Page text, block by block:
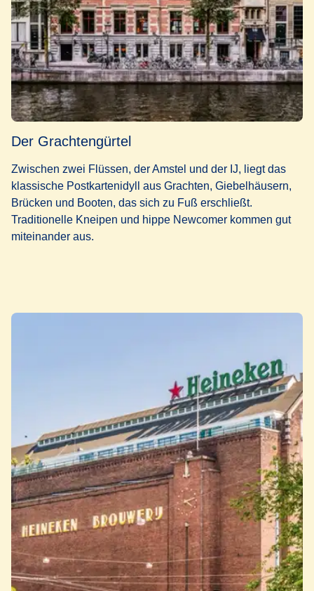
Der Grachtengürtel
Zwischen zwei Flüssen, der Amstel und der IJ, liegt das
klassische Postkartenidyll aus Grachten, Giebelhäusern,
Brücken und Booten, das sich zu Fuß erschließt.
Traditionelle Kneipen und hippe Newcomer kommen gut
miteinander aus.